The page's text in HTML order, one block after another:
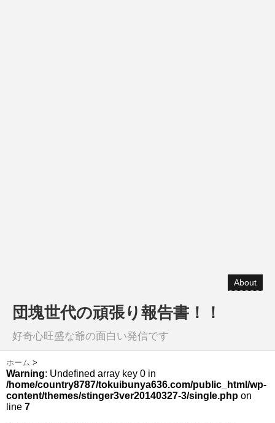
About
団塊世代の頑張り報告書！！
好奇心旺盛な爺の面白い発信です
ホーム >
Warning: Undefined array key 0 in
/home/country8787/tokuibunya636.com/public_html/wp-
content/themes/stinger3ver20140327-3/single.php on
line 7